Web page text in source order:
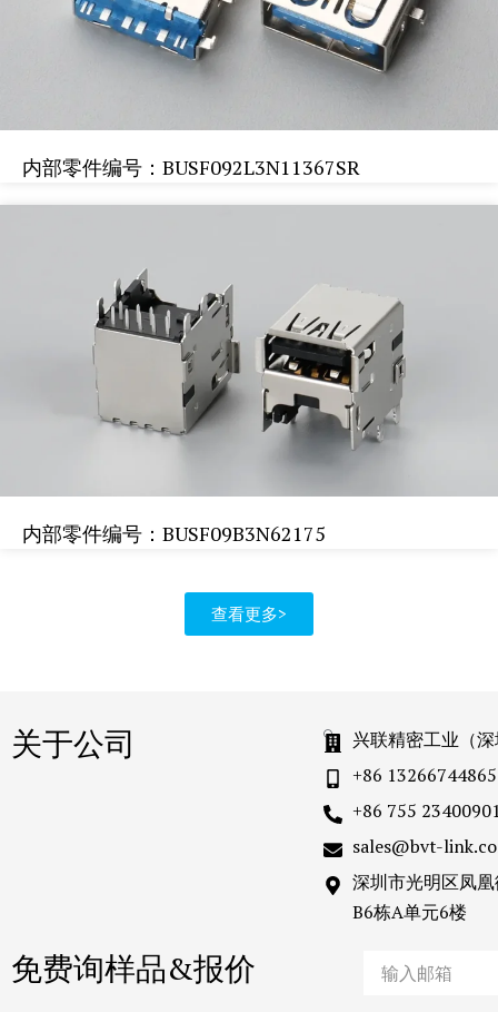
内部零件编号：BUSF092L3N11367SR
内部零件编号：BUSF09B3N62175
查看更多>
关于公司
兴联精密工业（
+86 13266744865
+86 755
sales@bvt-
深圳市光明区凤
B6栋A单元6楼
免费询样品&报价